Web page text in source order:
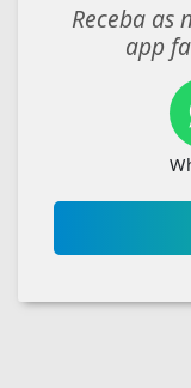
Receba as
app